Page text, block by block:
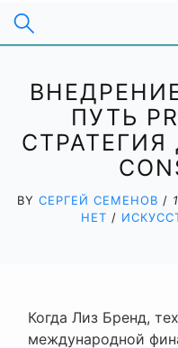
ПУТЬ
СТРАТЕГИЯ
BY СЕРГЕЙ СЕМЕНОВ /
НЕТ /
Когда Лиз Бренд,
международной